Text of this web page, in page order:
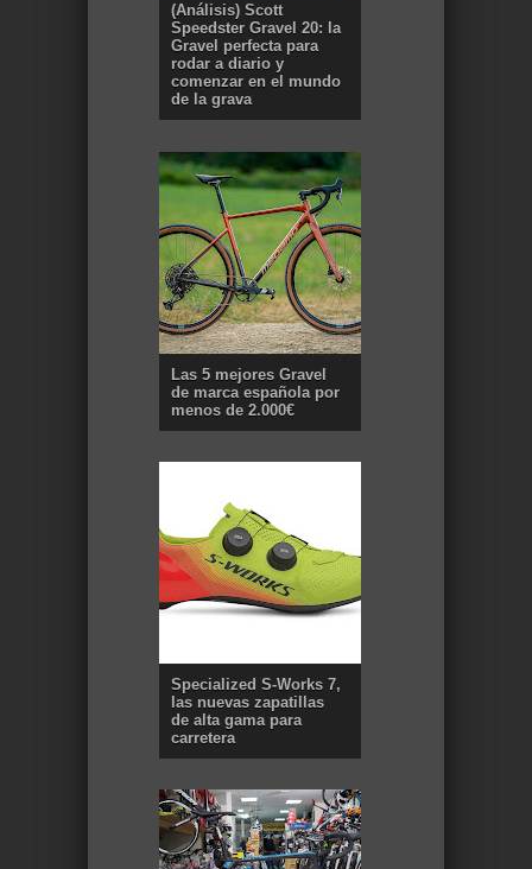
(Análisis) Scott
Speedster Gravel 20: la
Gravel perfecta para
rodar a diario y
comenzar en el mundo
de la grava
Las 5 mejores Gravel
de marca española por
menos de 2.000€
Specialized S-Works 7,
las nuevas zapatillas
de alta gama para
carretera